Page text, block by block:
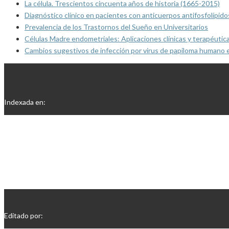
La célula. Trescientos cincuenta años de historia (1665-2015)
Diagnóstico clínico en pacientes con anticuerpos
Prevalencia de los Trastornos del Sueño en Universitarios
Células Madre endometriales: Aplicaciones clínicas y
Cambios sugestivos de infección por virus de papiloma
Indexada en:
Editado por: